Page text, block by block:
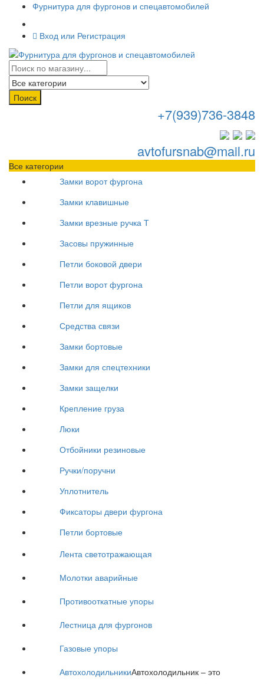
Фурнитура для фургонов и спецавтомобилей
Вход или Регистрация
Поиск
+7(939)736-3848
avtofursnab@mail.ru
Все категории
Замки ворот фургона
Замки клавишные
Замки врезные ручка Т
Засовы пружинные
Петли боковой двери
Петли ворот фургона
Петли для ящиков
Средства связи
Замки бортовые
Замки для спецтехники
Замки защелки
Крепление груза
Люки
Отбойники резиновые
Ручки/поручни
Уплотнитель
Фиксаторы двери фургона
Петли бортовые
Лента светотражающая
Молотки аварийные
Противооткатные упоры
Лестница для фургонов
Газовые упоры
АвтохолодильникиАвтохолодильник – это